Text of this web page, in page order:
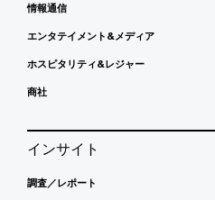
情報通信
エンタテイメント&メディア
ホスピタリティ&レジャー
商社
インサイト
調査／レポート